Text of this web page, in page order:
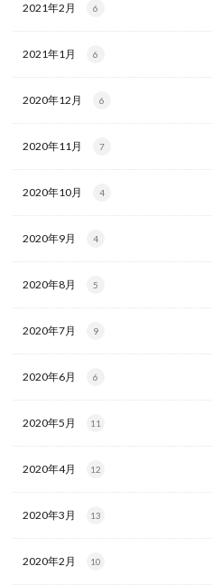
2021年2月 6
2021年1月 6
2020年12月 6
2020年11月 7
2020年10月 4
2020年9月 4
2020年8月 5
2020年7月 9
2020年6月 6
2020年5月 11
2020年4月 12
2020年3月 13
2020年2月 10